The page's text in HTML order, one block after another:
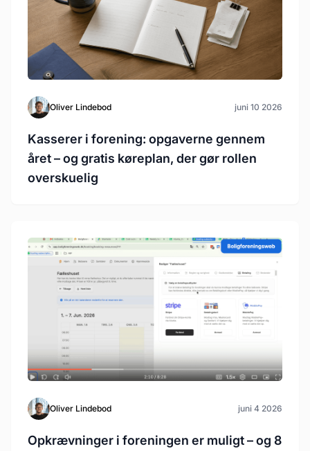
Oliver Lindebod juni 10 2026
Kasserer i forening: opgaverne gennem
året – og gratis køreplan, der gør rollen
overskuelig
Oliver Lindebod juni 4 2026
Opkrævninger i foreningen er muligt – og 8